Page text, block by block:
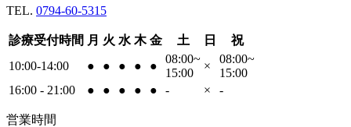
TEL. 0794-60-5315
診療受付時間 月 火 水 木 金 土 日
祝
10:00-14:00
● ● ● ● ●
08:00~
15:00
×
08:00~
15:00
16:00 - 21:00
● ● ● ● ● - × -
営業時間